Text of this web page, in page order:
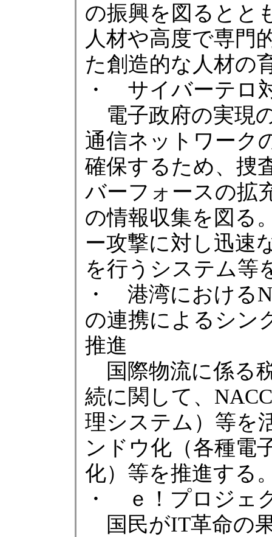
の振興を図るとと
人材や高度で専門
た創造的な人材の
・ サイバーテロ
電子政府の実現
通信ネットワーク
確保するため、捜
バーフォースの拡
の情報収集を図る
ー攻撃に対し迅速
を行うシステム等
・ 港湾における
の連携によるシン
推進
国際物流に係る
続に関して、
理システム）等を
ンドウ化（各種電
化）等を推進する
・ ｅ！プロジェ
国民がIT革命の